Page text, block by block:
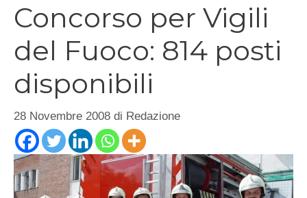
Concorso per Vigili
del Fuoco: 814 posti
disponibili
28 Novembre 2008 di Redazione